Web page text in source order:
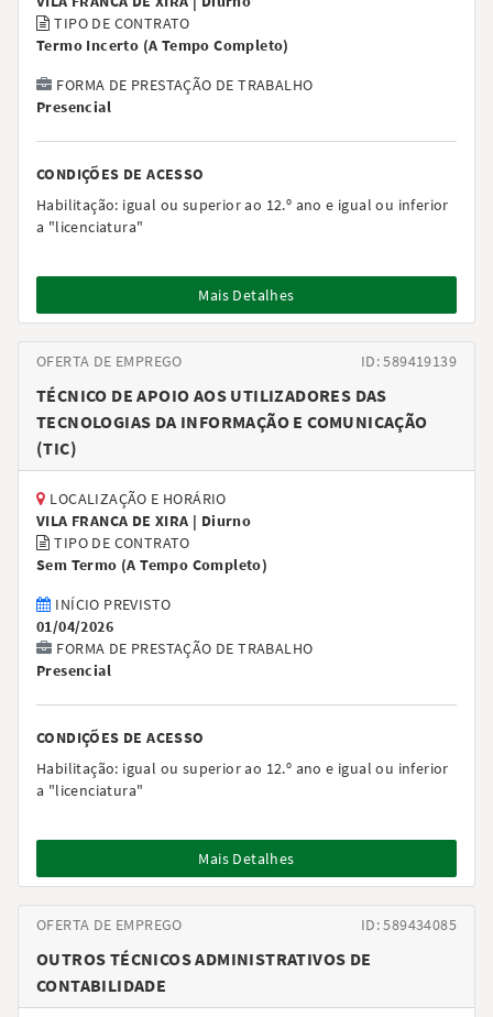
TIPO DE CONTRATO
Termo Incerto (A Tempo Completo)
FORMA DE PRESTAÇÃO DE TRABALHO
Presencial
CONDIÇÕES DE ACESSO
Habilitação: igual ou superior ao 12.º ano e igual ou inferior
a "licenciatura"
Mais Detalhes
OFERTA DE EMPREGO ID: 589419139
TÉCNICO DE APOIO AOS UTILIZADORES DAS
TECNOLOGIAS DA INFORMAÇÃO E COMUNICAÇÃO
(TIC)
LOCALIZAÇÃO E HORÁRIO
VILA FRANCA DE XIRA | Diurno
TIPO DE CONTRATO
Sem Termo (A Tempo Completo)
INÍCIO PREVISTO
01/04/2026
FORMA DE PRESTAÇÃO DE TRABALHO
Presencial
CONDIÇÕES DE ACESSO
Habilitação: igual ou superior ao 12.º ano e igual ou inferior
a "licenciatura"
Mais Detalhes
OFERTA DE EMPREGO ID: 589434085
OUTROS TÉCNICOS ADMINISTRATIVOS DE
CONTABILIDADE